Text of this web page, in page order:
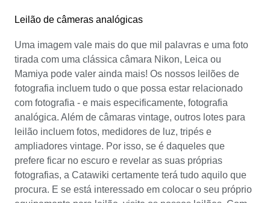
Leilão de câmeras analógicas
Uma imagem vale mais do que mil palavras e uma foto
tirada com uma clássica câmara Nikon, Leica ou
Mamiya pode valer ainda mais! Os nossos leilões de
fotografia incluem tudo o que possa estar relacionado
com fotografia - e mais especificamente, fotografia
analógica. Além de câmaras vintage, outros lotes para
leilão incluem fotos, medidores de luz, tripés e
ampliadores vintage. Por isso, se é daqueles que
prefere ficar no escuro e revelar as suas próprias
fotografias, a Catawiki certamente terá tudo aquilo que
procura. E se está interessado em colocar o seu próprio